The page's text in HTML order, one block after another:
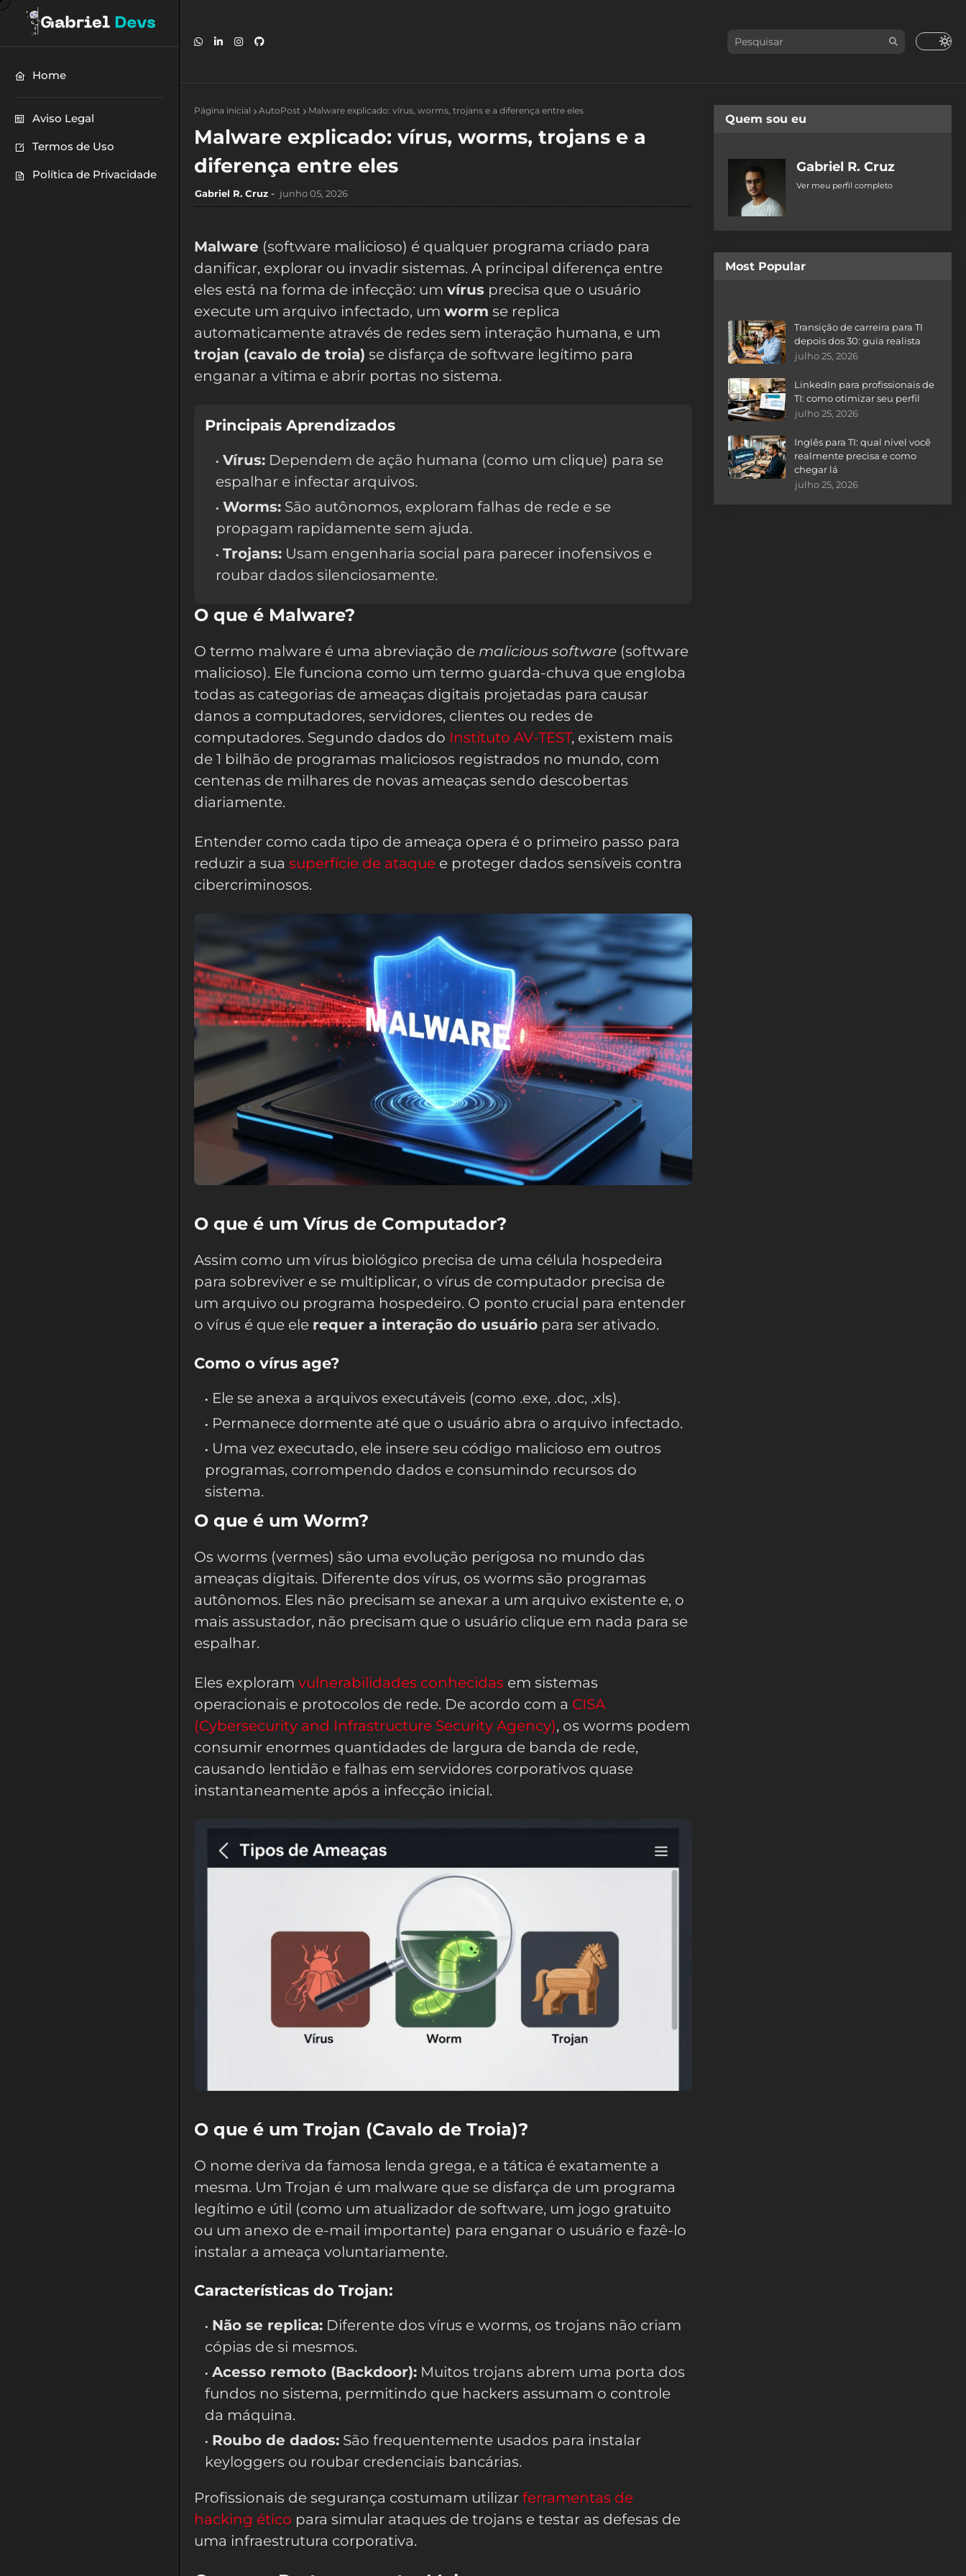
Home
Aviso Legal
Termos de Uso
Política de Privacidade
Página inicial AutoPost Malware explicado: vírus, worms, trojans e a diferença entre eles
Malware explicado: vírus, worms, trojans e a
diferença entre eles
Gabriel R. Cruz junho 05, 2026
Malware (software malicioso) é qualquer programa criado para
danificar, explorar ou invadir sistemas. A principal diferença entre
eles está na forma de infecção: um vírus precisa que o usuário
execute um arquivo infectado, um worm se replica
automaticamente através de redes sem interação humana, e um
trojan (cavalo de troia) se disfarça de software legítimo para
enganar a vítima e abrir portas no sistema.
Principais Aprendizados
Vírus: Dependem de ação humana (como um clique) para se
espalhar e infectar arquivos.
Worms: São autônomos, exploram falhas de rede e se
propagam rapidamente sem ajuda.
Trojans: Usam engenharia social para parecer inofensivos e
roubar dados silenciosamente.
O que é Malware?
O termo malware é uma abreviação de malicious software (software
malicioso). Ele funciona como um termo guarda-chuva que engloba
todas as categorias de ameaças digitais projetadas para causar
danos a computadores, servidores, clientes ou redes de
computadores. Segundo dados do Instituto AV-TEST, existem mais
de 1 bilhão de programas maliciosos registrados no mundo, com
centenas de milhares de novas ameaças sendo descobertas
diariamente.
Entender como cada tipo de ameaça opera é o primeiro passo para
reduzir a sua superfície de ataque e proteger dados sensíveis contra
cibercriminosos.
O que é um Vírus de Computador?
Assim como um vírus biológico precisa de uma célula hospedeira
para sobreviver e se multiplicar, o vírus de computador precisa de
um arquivo ou programa hospedeiro. O ponto crucial para entender
o vírus é que ele requer a interação do usuário para ser ativado.
Como o vírus age?
Ele se anexa a arquivos executáveis (como .exe, .doc, .xls).
Permanece dormente até que o usuário abra o arquivo infectado.
Uma vez executado, ele insere seu código malicioso em outros
programas, corrompendo dados e consumindo recursos do
sistema.
O que é um Worm?
Os worms (vermes) são uma evolução perigosa no mundo das
ameaças digitais. Diferente dos vírus, os worms são programas
autônomos. Eles não precisam se anexar a um arquivo existente e, o
mais assustador, não precisam que o usuário clique em nada para se
espalhar.
Eles exploram vulnerabilidades conhecidas em sistemas
operacionais e protocolos de rede. De acordo com a CISA
(Cybersecurity and Infrastructure Security Agency), os worms podem
consumir enormes quantidades de largura de banda de rede,
causando lentidão e falhas em servidores corporativos quase
instantaneamente após a infecção inicial.
O que é um Trojan (Cavalo de Troia)?
O nome deriva da famosa lenda grega, e a tática é exatamente a
mesma. Um Trojan é um malware que se disfarça de um programa
legítimo e útil (como um atualizador de software, um jogo gratuito
ou um anexo de e-mail importante) para enganar o usuário e fazê-lo
instalar a ameaça voluntariamente.
Características do Trojan:
Não se replica: Diferente dos vírus e worms, os trojans não criam
cópias de si mesmos.
Acesso remoto (Backdoor): Muitos trojans abrem uma porta dos
fundos no sistema, permitindo que hackers assumam o controle
da máquina.
Roubo de dados: São frequentemente usados para instalar
keyloggers ou roubar credenciais bancárias.
Profissionais de segurança costumam utilizar ferramentas de
hacking ético para simular ataques de trojans e testar as defesas de
uma infraestrutura corporativa.
Quem sou eu
Gabriel R. Cruz
Ver meu perfil completo
Most Popular
Transição de carreira para TI
depois dos 30: guia realista
julho 25, 2026
LinkedIn para profissionais de
TI: como otimizar seu perfil
julho 25, 2026
Inglês para TI: qual nível você
realmente precisa e como
chegar lá
julho 25, 2026